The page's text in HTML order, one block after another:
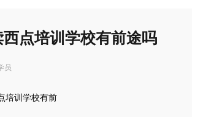
点培训学校有前途吗
员